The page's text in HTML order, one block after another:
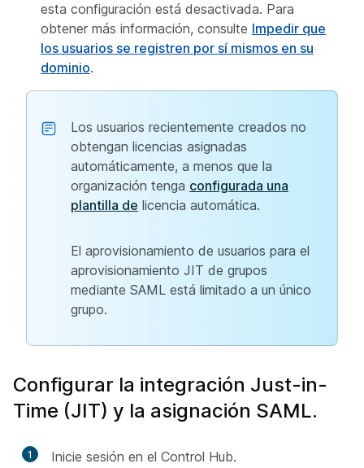
esta configuración está desactivada. Para
obtener más información, consulte Impedir que
los usuarios se registren por sí mismos en su
dominio.
Los usuarios recientemente creados no
obtengan licencias asignadas
automáticamente, a menos que la
organización tenga configurada una
plantilla de licencia automática.
El aprovisionamiento de usuarios para el
aprovisionamiento JIT de grupos
mediante SAML está limitado a un único
grupo.
Configurar la integración Just-in-
Time (JIT) y la asignación SAML.
1 Inicie sesión en el Control Hub.